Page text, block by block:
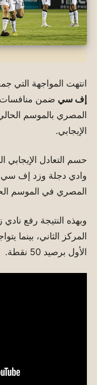
انتهت المواجهة التي
إف سي ضمن منافسات
الإيجابي.
حسم التعادل الإيجابي
وادي دجلة وزد إف سي
المصري في الموسم
المركز الثاني، بينما
الأول برصيد 50 نقطة.